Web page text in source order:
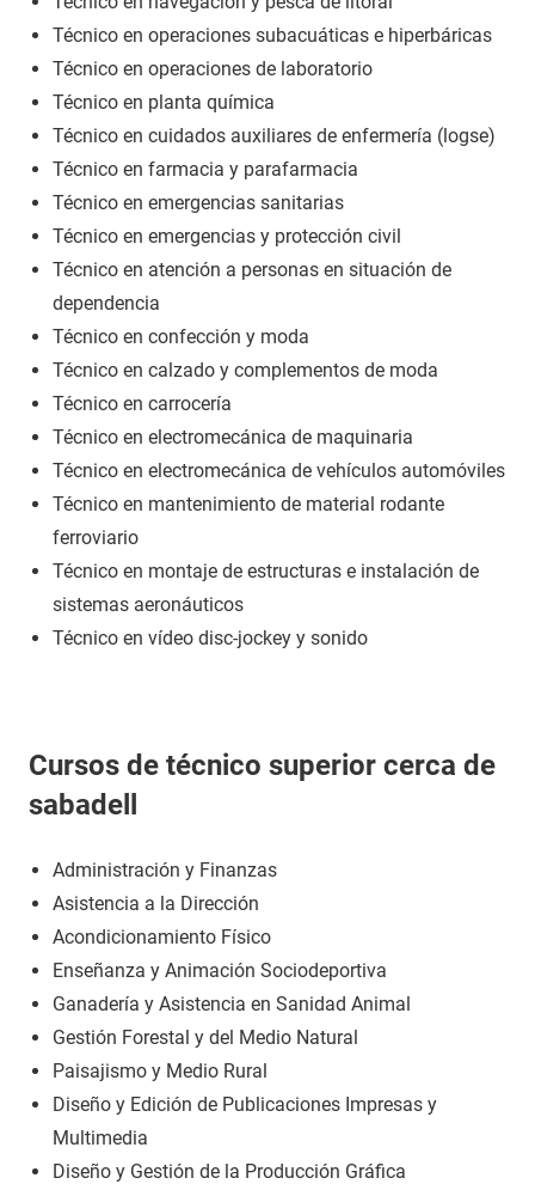
Técnico en operaciones subacuáticas e hiperbáricas
Técnico en operaciones de laboratorio
Técnico en planta química
Técnico en cuidados auxiliares de enfermería (logse)
Técnico en farmacia y parafarmacia
Técnico en emergencias sanitarias
Técnico en emergencias y protección civil
Técnico en atención a personas en situación de
dependencia
Técnico en confección y moda
Técnico en calzado y complementos de moda
Técnico en carrocería
Técnico en electromecánica de maquinaria
Técnico en electromecánica de vehículos automóviles
Técnico en mantenimiento de material rodante
ferroviario
Técnico en montaje de estructuras e instalación de
sistemas aeronáuticos
Técnico en vídeo disc-jockey y sonido
Cursos de técnico superior cerca de
sabadell
Administración y Finanzas
Asistencia a la Dirección
Acondicionamiento Físico
Enseñanza y Animación Sociodeportiva
Ganadería y Asistencia en Sanidad Animal
Gestión Forestal y del Medio Natural
Paisajismo y Medio Rural
Diseño y Edición de Publicaciones Impresas y
Multimedia
Diseño y Gestión de la Producción Gráfica